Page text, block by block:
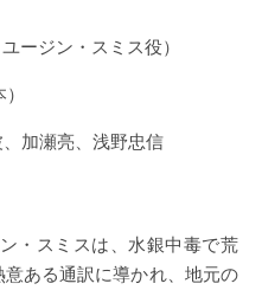
ージン・スミス役）
加瀬亮、浅野忠信
・スミスは、水銀中毒で荒
ある通訳に導かれ、地元の